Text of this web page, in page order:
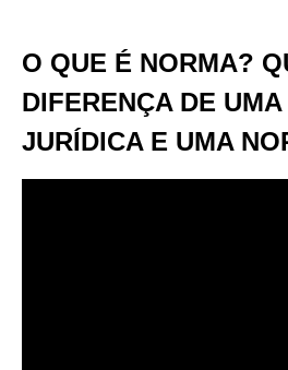
O QUE É NORMA?
DIFERENÇA DE
JURÍDICA E UMA